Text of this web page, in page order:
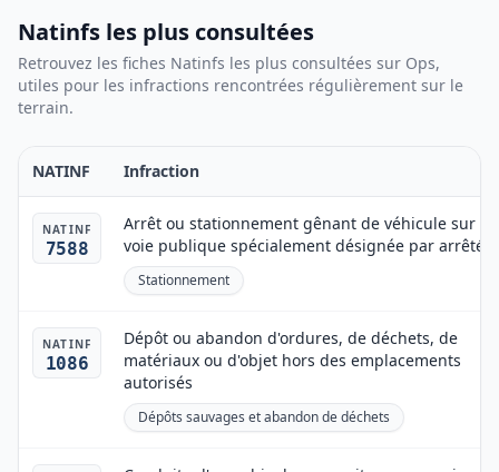
Natinfs les plus consultées
Retrouvez les fiches Natinfs les plus consultées sur Ops,
utiles pour les infractions rencontrées régulièrement sur le
terrain.
NATINF Infraction
NATINF
7588
Arrêt ou stationnement gênant de véhicule sur
voie publique spécialement désignée par arrêté
Stationnement
NATINF
1086
Dépôt ou abandon d'ordures, de déchets, de
matériaux ou d'objet hors des emplacements
autorisés
Dépôts sauvages et abandon de déchets